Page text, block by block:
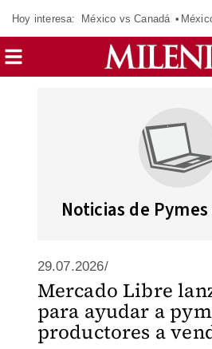
Hoy interesa: México vs Canadá
Noticias de
29.07.2026/
Mercado Libre
para ayudar a
productores a